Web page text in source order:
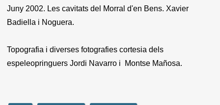
Juny 2002. Les cavitats del Morral d'en Bens. Xavier
Badiella i Noguera.
Topografia i diverses fotografies cortesia dels
espeleopringuers Jordi Navarro i Montse Mañosa.